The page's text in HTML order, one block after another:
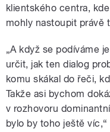
klientského centra,
mohly nastoupit právě
„A když se podíváme
určit, jak ten dialog
komu skákal do řeči,
Takže asi bychom
v rozhovoru
bylo by toho ještě